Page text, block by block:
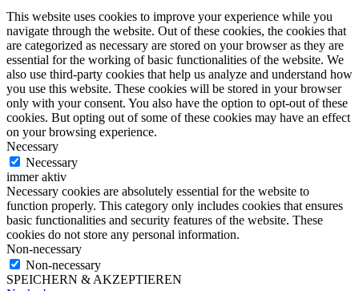
This website uses cookies to improve your experience while you
navigate through the website. Out of these cookies, the cookies that
are categorized as necessary are stored on your browser as they are
essential for the working of basic functionalities of the website. We
also use third-party cookies that help us analyze and understand how
you use this website. These cookies will be stored in your browser
only with your consent. You also have the option to opt-out of these
cookies. But opting out of some of these cookies may have an effect
on your browsing experience.
Necessary
Necessary
immer aktiv
Necessary cookies are absolutely essential for the website to
function properly. This category only includes cookies that ensures
basic functionalities and security features of the website. These
cookies do not store any personal information.
Non-necessary
Non-necessary
SPEICHERN & AKZEPTIEREN